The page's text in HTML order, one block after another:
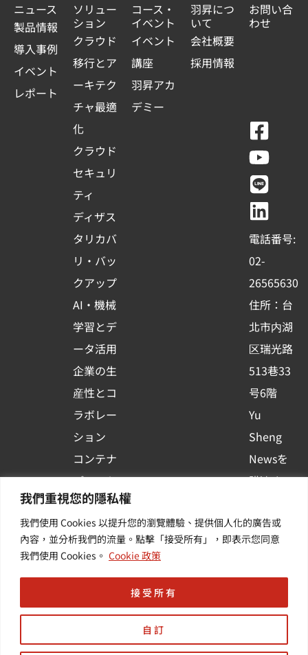
我們重視您的隱私權
我們使用 Cookies 以提升您的瀏覽體驗、提供個人化的廣告或
內容，並分析我們的流量。點擊「接受所有」，即表示您同意
我們使用 Cookies。 Cookie 政策
自訂
接受所有
ニュース
製品情報
導入事例
イベント
レポート
ソリュー
ション
クラウド
移行とア
ーキテク
チャ最適
化
クラウド
セキュリ
ティ
ディザス
タリカバ
リ・バッ
クアップ
AI・機械
学習とデ
ータ活用
企業の生
産性とコ
ラボレー
ション
コンテナ
プラット
フォーム
活用
その他・
コース・
イベント
イベント
講座
羽昇アカ
デミー
羽昇につ
いて
会社概要
採用情報
お問い合
わせ
F
a
c
e
b
o
o
k
-
s
q
u
a
r
e
Y
o
u
t
u
b
e
L
i
n
e
L
i
n
k
e
d
i
n
電話番号:
02-
26565630
住所：台
北市内湖
区瑞光路
513巷33
号6階
Yu
Sheng
Newsを
購読する
イベント
や業界情